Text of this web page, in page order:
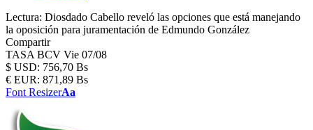
Lectura: Diosdado Cabello reveló las opciones que está manejando
la oposición para juramentación de Edmundo González
Compartir
TASA BCV Vie 07/08
$ USD: 756,70 Bs
€ EUR: 871,89 Bs
Font ResizerAa